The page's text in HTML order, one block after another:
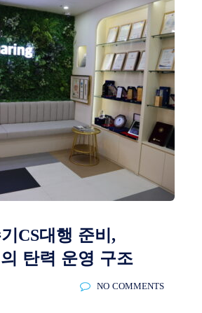
CS대행 준비,
탄력 운영 구조
NO COMMENTS